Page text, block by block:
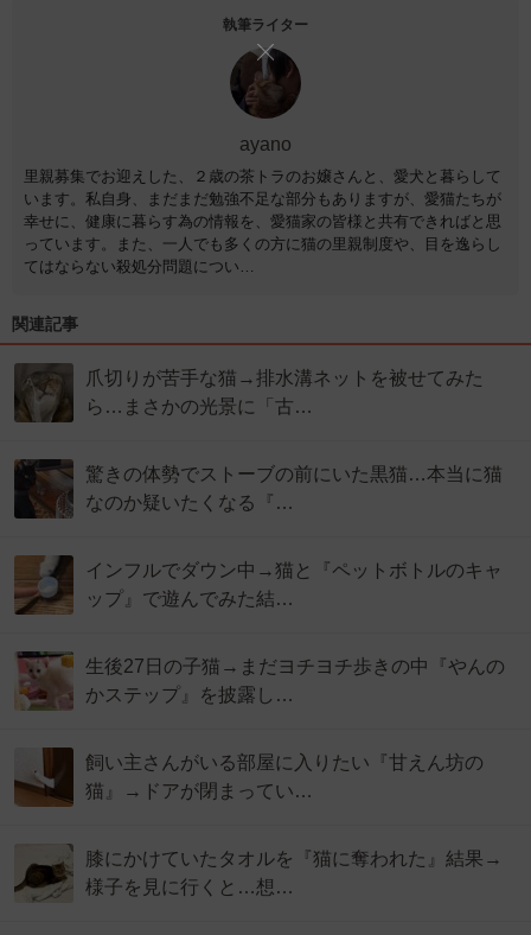
執筆ライター
ayano
里親募集でお迎えした、２歳の茶トラのお嬢さんと、愛犬と暮らして
います。私自身、まだまだ勉強不足な部分もありますが、愛猫たちが
幸せに、健康に暮らす為の情報を、愛猫家の皆様と共有できればと思
っています。また、一人でも多くの方に猫の里親制度や、目を逸らし
てはならない殺処分問題につい…
関連記事
爪切りが苦手な猫→排水溝ネットを被せてみた
ら…まさかの光景に「古…
驚きの体勢でストーブの前にいた黒猫…本当に猫
なのか疑いたくなる『…
インフルでダウン中→猫と『ペットボトルのキャ
ップ』で遊んでみた結…
生後27日の子猫→まだヨチヨチ歩きの中『やんの
かステップ』を披露し…
飼い主さんがいる部屋に入りたい『甘えん坊の
猫』→ドアが閉まってい…
膝にかけていたタオルを『猫に奪われた』結果→
様子を見に行くと…想…